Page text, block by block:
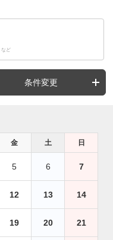
など
条件変更
金 土 日
5 6 7
12 13 14
19 20 21